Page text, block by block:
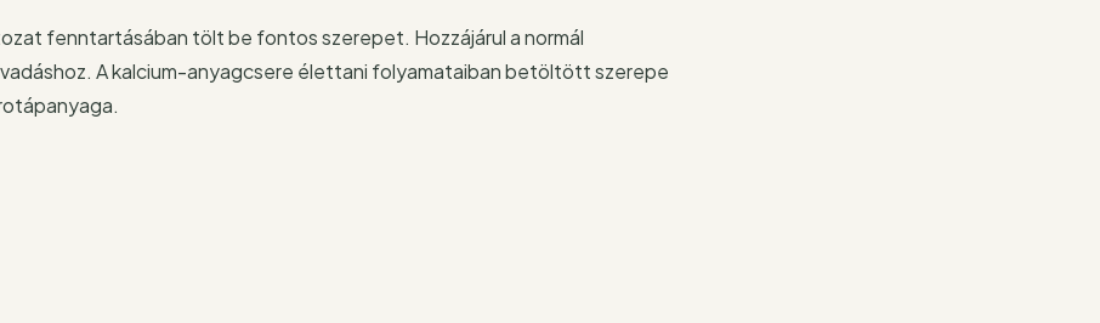
fenntartásában tölt be fontos szerepet. Hozzájárul a normál
A kalcium-anyagcsere élettani folyamataiban betöltött szerepe